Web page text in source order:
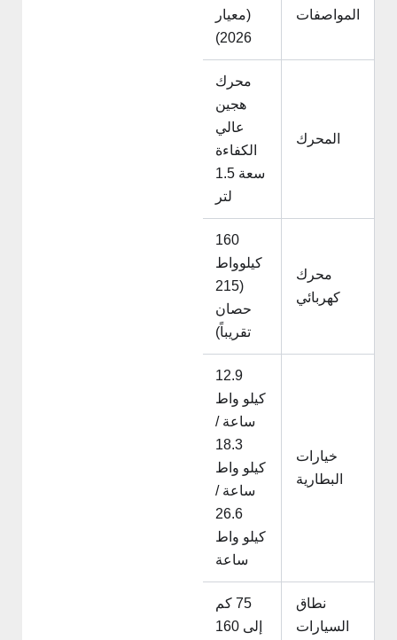
المواصفات
(معيار
2026)
المحرك
محرك
هجين
عالي
الكفاءة
سعة 1.5
محرك
كهربائي
كيلوواط
(215
حصان
تقريباً)
خيارات
البطارية
12.9
كيلو واط
ساعة /
18.3
كيلو واط
ساعة /
26.6
كيلو واط
ساعة
نطاق
السيارات
75 كم
إلى 160